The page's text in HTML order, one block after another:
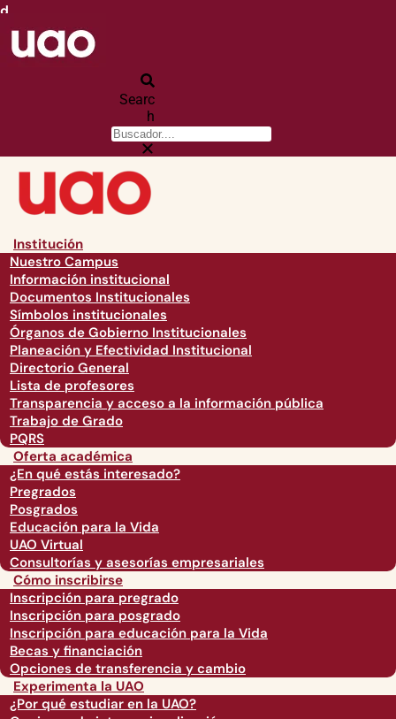
d
Searc
h
Institución
Nuestro Campus
Información institucional
Documentos Institucionales
Símbolos institucionales
Órganos de Gobierno Institucionales
Planeación y Efectividad Institucional
Directorio General
Lista de profesores
Transparencia y acceso a la información pública
Trabajo de Grado
PQRS
Oferta académica
¿En qué estás interesado?
Pregrados
Posgrados
Educación para la Vida
UAO Virtual
Consultorías y asesorías empresariales
Cómo inscribirse
Inscripción para pregrado
Inscripción para posgrado
Inscripción para educación para la Vida
Becas y financiación
Opciones de transferencia y cambio
Experimenta la UAO
¿Por qué estudiar en la UAO?